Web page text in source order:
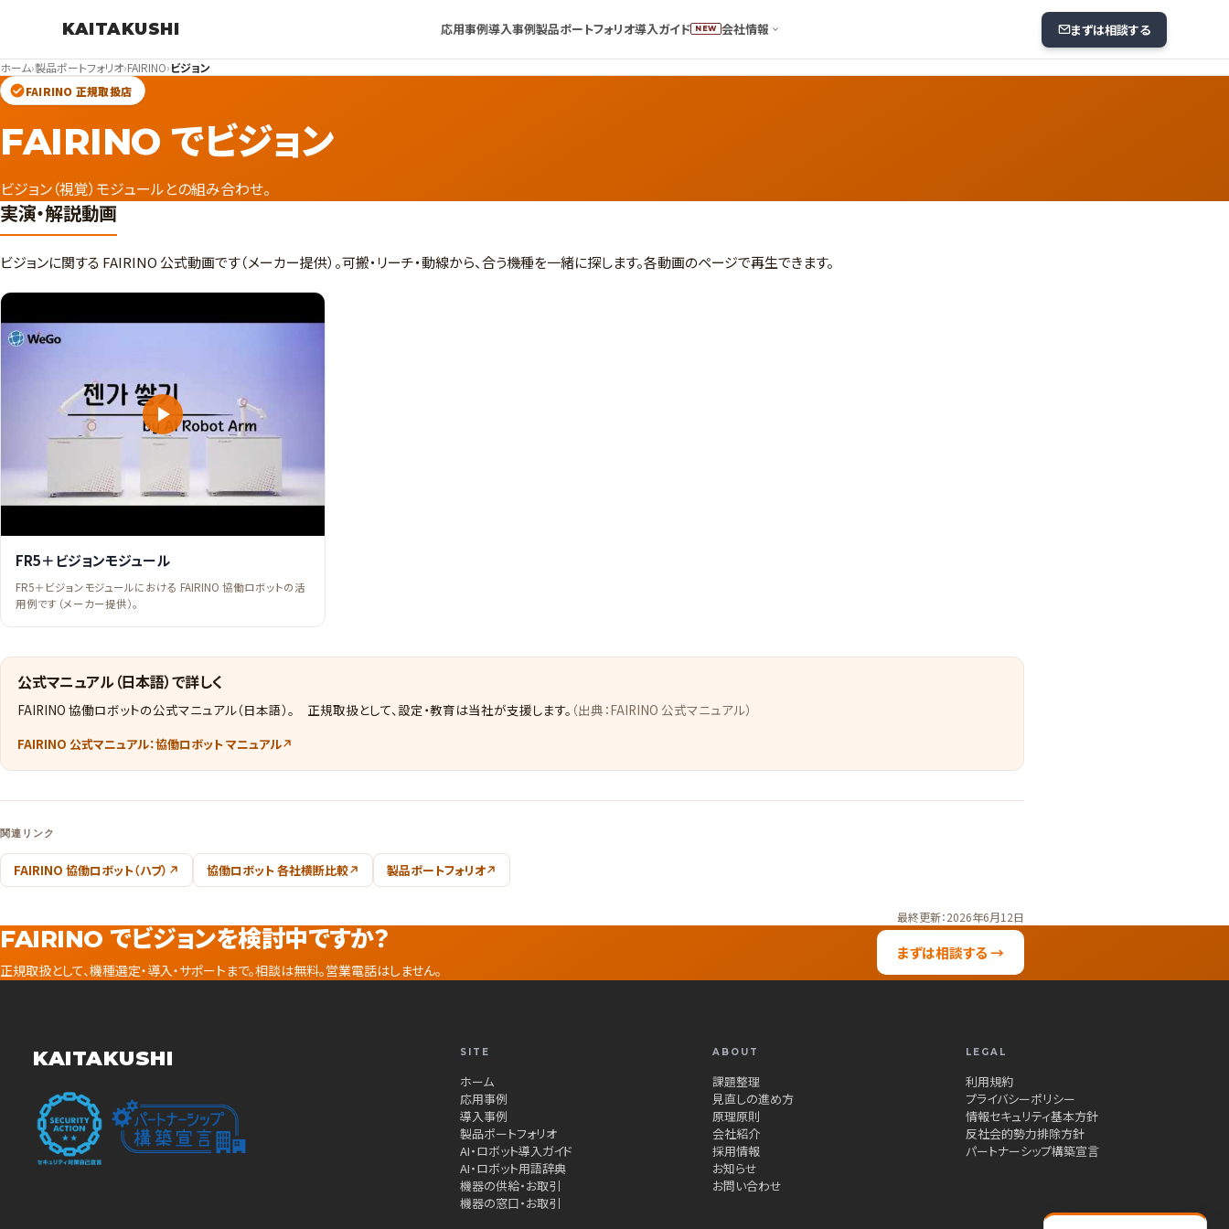
KAITAKUSHI 応用事例導入事例製品ポートフォリオ導入ガイド NEW 会社情報 まずは相談する
ホーム›製品ポートフォリオ›FAIRINO›ビジョン
FAIRINO 正規取扱店
FAIRINO でビジョン
ビジョン（視覚）モジュールとの組み合わせ。
実演・解説動画
ビジョンに関する FAIRINO 公式動画です（メーカー提供）。可搬・リーチ・動線から、合う機種を一緒に探します。各動画のページで再生できます。
FR5＋ビジョンモジュール
FR5＋ビジョンモジュールにおける FAIRINO 協働ロボットの活
用例です（メーカー提供）。
公式マニュアル（日本語）で詳しく
FAIRINO 協働ロボットの公式マニュアル（日本語）。 正規取扱として、設定・教育は当社が支援します。 （出典：FAIRINO 公式マニュアル）
FAIRINO 公式マニュアル：協働ロボット マニュアル
関連リンク
FAIRINO 協働ロボット（ハブ） 協働ロボット 各社横断比較 製品ポートフォリオ
最終更新：2026年6月12日
FAIRINO でビジョンを検討中ですか？
正規取扱として、機種選定・導入・サポートまで。相談は無料。営業電話はしません。
まずは相談する →
KAITAKUSHI SITE
ホーム
応用事例
導入事例
製品ポートフォリオ
AI・ロボット導入ガイド
AI・ロボット用語辞典
機器の供給・お取引
機器の窓口・お取引
ABOUT
課題整理
見直しの進め方
原理原則
会社紹介
採用情報
お知らせ
お問い合わせ
LEGAL
利用規約
プライバシーポリシー
情報セキュリティ基本方針
反社会的勢力排除方針
パートナーシップ構築宣言